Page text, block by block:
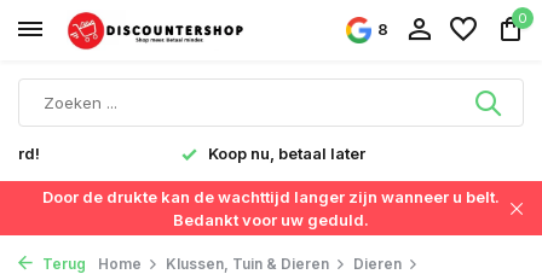
8
0
Koop nu, betaal later
Door de drukte kan de wachttijd langer zijn wanneer u belt.
Bedankt voor uw geduld.
Terug Home Klussen, Tuin & Dieren
Dieren